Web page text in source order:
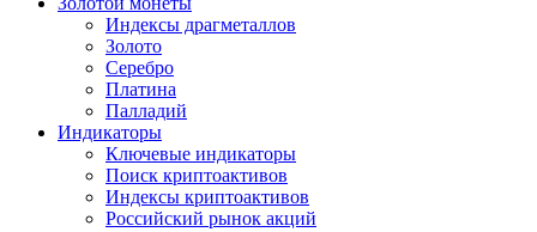
Индексы драгметаллов
Золото
Серебро
Платина
Палладий
Индикаторы
Ключевые индикаторы
Поиск криптоактивов
Индексы криптоактивов
Российский рынок акций